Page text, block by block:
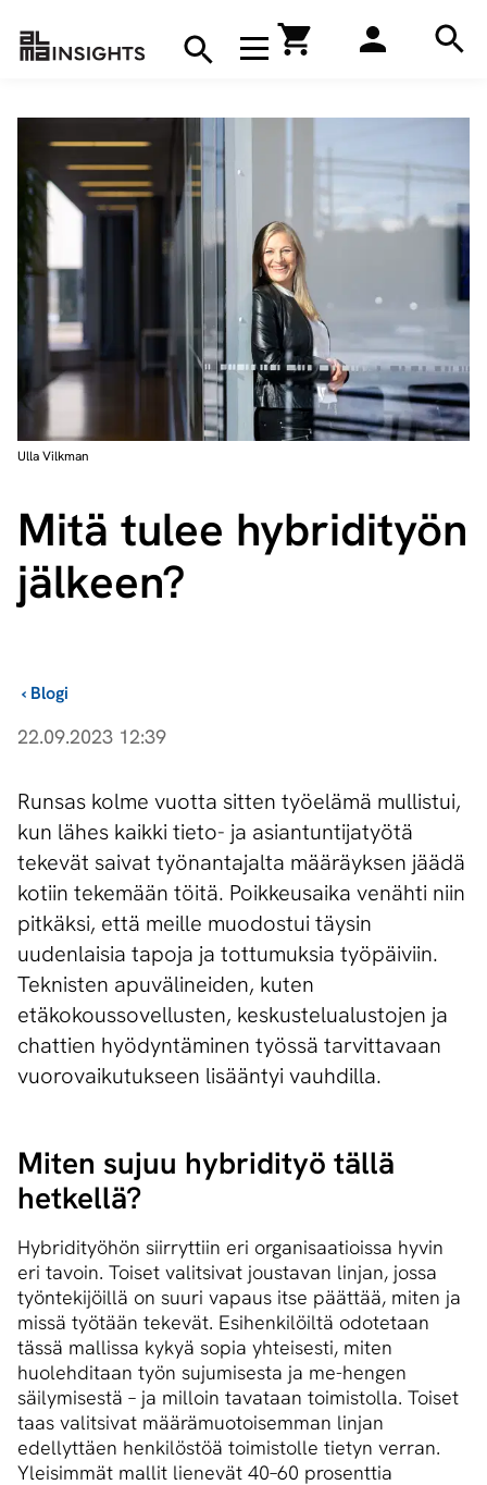
Avaa navigaatio
Hae
Ulla Vilkman
Mitä tulee hybridityön
jälkeen?
Blogi
›
22.09.2023 12:39
Runsas kolme vuotta sitten työelämä mullistui,
kun lähes kaikki tieto- ja asiantuntijatyötä
tekevät saivat työnantajalta määräyksen jäädä
kotiin tekemään töitä. Poikkeusaika venähti niin
pitkäksi, että meille muodostui täysin
uudenlaisia tapoja ja tottumuksia työpäiviin.
Teknisten apuvälineiden, kuten
etäkokoussovellusten, keskustelualustojen ja
chattien hyödyntäminen työssä tarvittavaan
vuorovaikutukseen lisääntyi vauhdilla.
Miten sujuu hybridityö tällä
hetkellä?
Hybridityöhön siirryttiin eri organisaatioissa hyvin
eri tavoin. Toiset valitsivat joustavan linjan, jossa
työntekijöillä on suuri vapaus itse päättää, miten ja
missä työtään tekevät. Esihenkilöiltä odotetaan
tässä mallissa kykyä sopia yhteisesti, miten
huolehditaan työn sujumisesta ja me-hengen
säilymisestä – ja milloin tavataan toimistolla. Toiset
taas valitsivat määrämuotoisemman linjan
edellyttäen henkilöstöä toimistolle tietyn verran.
Yleisimmät mallit lienevät 40–60 prosenttia